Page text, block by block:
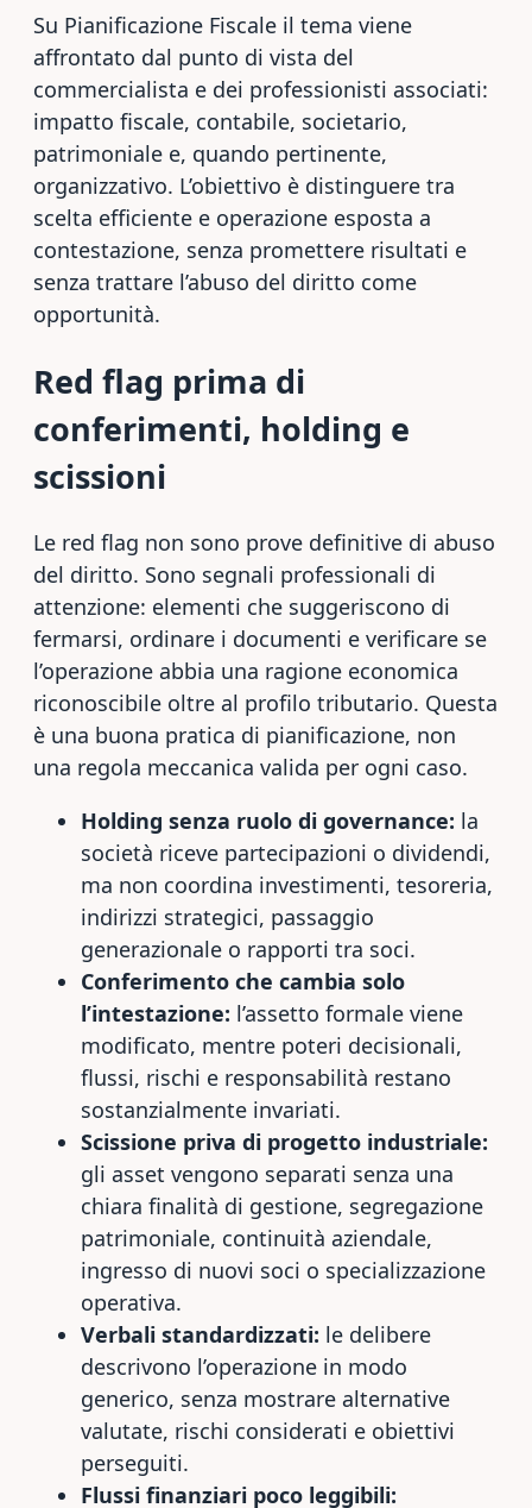
Su Pianificazione Fiscale il tema viene
affrontato dal punto di vista del
commercialista e dei professionisti associati:
impatto fiscale, contabile, societario,
patrimoniale e, quando pertinente,
organizzativo. L’obiettivo è distinguere tra
scelta efficiente e operazione esposta a
contestazione, senza promettere risultati e
senza trattare l’abuso del diritto come
opportunità.
Red flag prima di
conferimenti, holding e
scissioni
Le red flag non sono prove definitive di abuso
del diritto. Sono segnali professionali di
attenzione: elementi che suggeriscono di
fermarsi, ordinare i documenti e verificare se
l’operazione abbia una ragione economica
riconoscibile oltre al profilo tributario. Questa
è una buona pratica di pianificazione, non
una regola meccanica valida per ogni caso.
Holding senza ruolo di governance: la
società riceve partecipazioni o dividendi,
ma non coordina investimenti, tesoreria,
indirizzi strategici, passaggio
generazionale o rapporti tra soci.
Conferimento che cambia solo
l’intestazione: l’assetto formale viene
modificato, mentre poteri decisionali,
flussi, rischi e responsabilità restano
sostanzialmente invariati.
Scissione priva di progetto industriale:
gli asset vengono separati senza una
chiara finalità di gestione, segregazione
patrimoniale, continuità aziendale,
ingresso di nuovi soci o specializzazione
operativa.
Verbali standardizzati: le delibere
descrivono l’operazione in modo
generico, senza mostrare alternative
valutate, rischi considerati e obiettivi
perseguiti.
Flussi finanziari poco leggibili: